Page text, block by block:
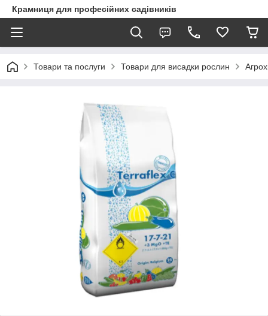
Крамниця для професійних садівників
Товари та послуги Товари для висадки рослин